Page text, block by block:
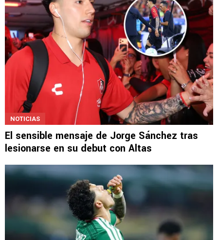
NOTICIAS
El sensible mensaje de Jorge Sánchez tras
lesionarse en su debut con Altas